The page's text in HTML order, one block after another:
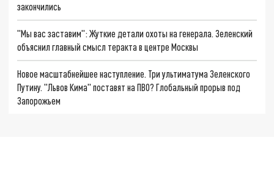
закончились
"Мы вас заставим": Жуткие детали охоты на генерала. Зеленский
объяснил главный смысл теракта в центре Москвы
Новое масштабнейшее наступление. Три ультиматума Зеленского
Путину. "Львов Кима" поставят на ПВО? Глобальный прорыв под
Запорожьем